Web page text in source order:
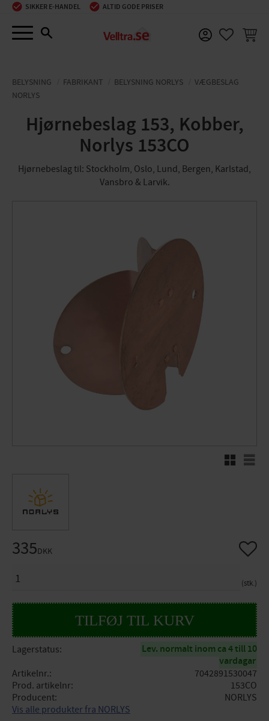
Menu
SIKKER E-HANDEL ALTID GODE PRISER
BELYSNING FABRIKANT BELYSNING NORLYS
VÆGBESLAG
NORLYS
Hjørnebeslag 153, Kobber,
Norlys 153CO
Hjørnebeslag til: Stockholm, Oslo, Lund, Bergen, Karlstad,
Vansbro & Larvik.
RutenettListe
335DKK
stk.
Gem
Lagerstatus
Lev. normalt inom ca 4 till 10
vardagar
Artikelnr.
7042891530047
Prod. artikelnr
153CO
Producent
NORLYS
Vis alle produkter fra NORLYS